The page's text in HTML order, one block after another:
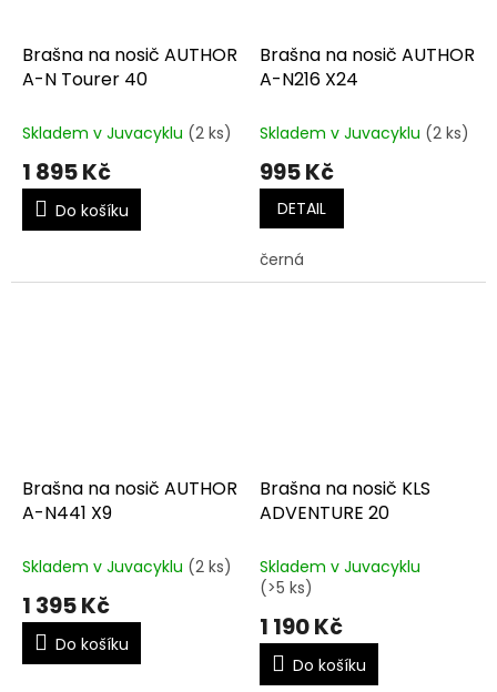
Brašna na nosič AUTHOR
A-N Tourer 40
Skladem v Juvacyklu (2 ks)
1 895 Kč
Do košíku
Brašna na nosič AUTHOR
A-N216 X24
Skladem v Juvacyklu (2 ks)
995 Kč
DETAIL
černá
Brašna na nosič AUTHOR
A-N441 X9
Skladem v Juvacyklu (2 ks)
1 395 Kč
Do košíku
Brašna na nosič KLS
ADVENTURE 20
Skladem v Juvacyklu
(>5 ks)
1 190 Kč
Do košíku